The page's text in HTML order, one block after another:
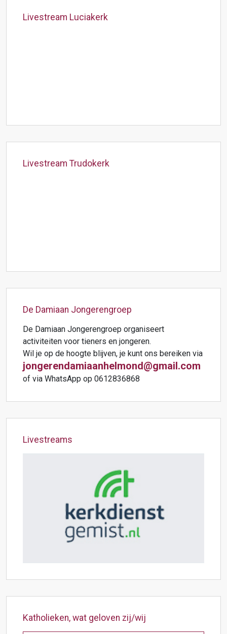
Livestream Luciakerk
Livestream Trudokerk
De Damiaan Jongerengroep
De Damiaan Jongerengroep organiseert
activiteiten voor tieners en jongeren.
Wil je op de hoogte blijven, je kunt ons bereiken via
jongerendamiaanhelmond@gmail.com
of via WhatsApp op 0612836868
Livestreams
Katholieken, wat geloven zij/wij